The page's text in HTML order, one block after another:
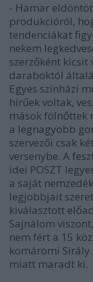
- Hamar
produkcióról,
tendenciákat
nekem
szerzőként kicsit
daraboktól
Egyes színházi
hírűek voltak,
mások fölnőttek
a legnagyobb
szervezői csak
versenybe. A
idei POSZT
a saját
legjobbjait
kiválasztott
Sajnálom
nem fért a 15
komáromi
miatt maradt ki.